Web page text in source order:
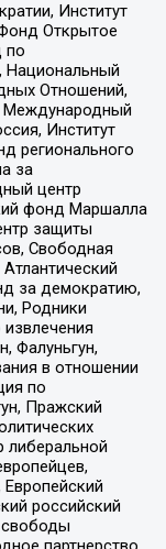
Институт
Открытое
по
Национальный
Отношений,
Международный
Институт
регионального
за
центр
фонд Маршалла
защиты
Свободная
за демократию,
Родники
Фалуньгун,
в отношении
по
Пражский
либеральной
российский